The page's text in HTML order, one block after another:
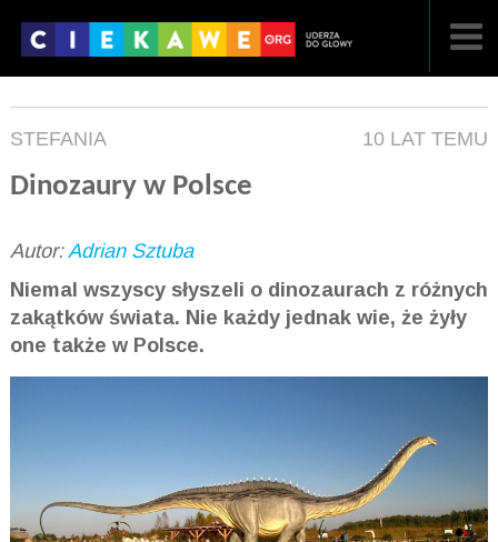
STEFANIA 10 LAT TEMU
Dinozaury w Polsce
Autor:Adrian Sztuba
Niemal wszyscy słyszeli o dinozaurach z różnych
zakątków świata. Nie każdy jednak wie, że żyły
one także w Polsce.
NAJNOWSZE
F